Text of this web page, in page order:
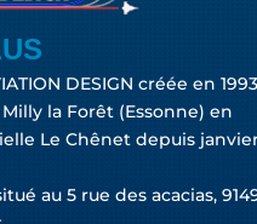
DESIGN créée en 1993
la Forêt (Essonne) en
Le Chênet depuis
au 5 rue des acacias,